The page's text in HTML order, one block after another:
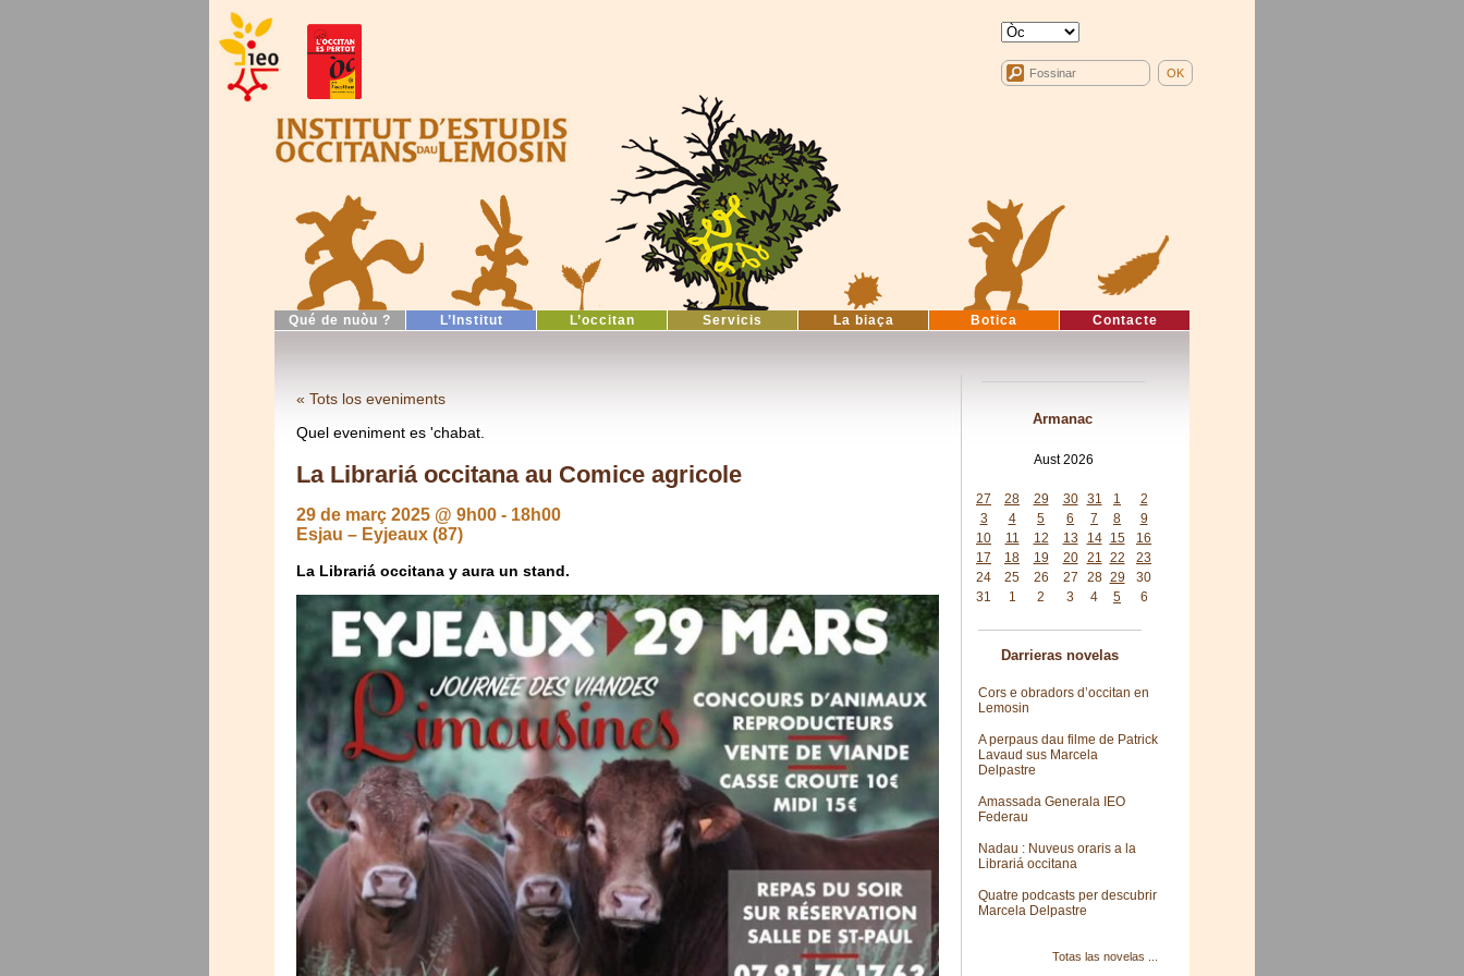
Qué de nuòu ? L’Institut L’occitan Servicis La biaça Botica Contacte
« Tots los eveniments
Quel eveniment es 'chabat.
La Librariá occitana au Comice agricole
29 de març 2025 @ 9h00 - 18h00
Esjau – Eyjeaux (87)
La Librariá occitana y aura un stand.
Armanac
Aust 2026
27
28 29 30 31 1
2
3
4 5 6 7 8
9
10
11 12 13 14 15
16
17
18 19 20 21 22
23
24
25 26 27 28 29
30
31
1 2 3 4 5 6
Darrieras novelas
Cors e obradors d’occitan en
Lemosin
A perpaus dau filme de Patrick
Lavaud sus Marcela
Delpastre
Amassada Generala IEO
Federau
Nadau : Nuveus oraris a la
Librariá occitana
Quatre podcasts per descubrir
Marcela Delpastre
Totas las novelas ...